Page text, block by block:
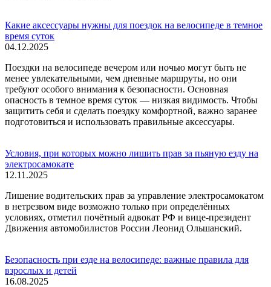
Какие аксессуары нужны для поездок на велосипеде в темное
время суток
04.12.2025
Поездки на велосипеде вечером или ночью могут быть не
менее увлекательными, чем дневные маршруты, но они
требуют особого внимания к безопасности. Основная
опасность в темное время суток — низкая видимость. Чтобы
защитить себя и сделать поездку комфортной, важно заранее
подготовиться и использовать правильные аксессуары.
Условия, при которых можно лишить прав за пьяную езду на
электросамокате
12.11.2025
Лишение водительских прав за управление электросамокатом
в нетрезвом виде возможно только при определённых
условиях, отметил почётный адвокат РФ и вице-президент
Движения автомобилистов России Леонид Ольшанский.
Безопасность при езде на велосипеде: важные правила для
взрослых и детей
16.08.2025